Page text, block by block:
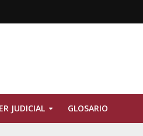
JUDICIAL GLOSARIO